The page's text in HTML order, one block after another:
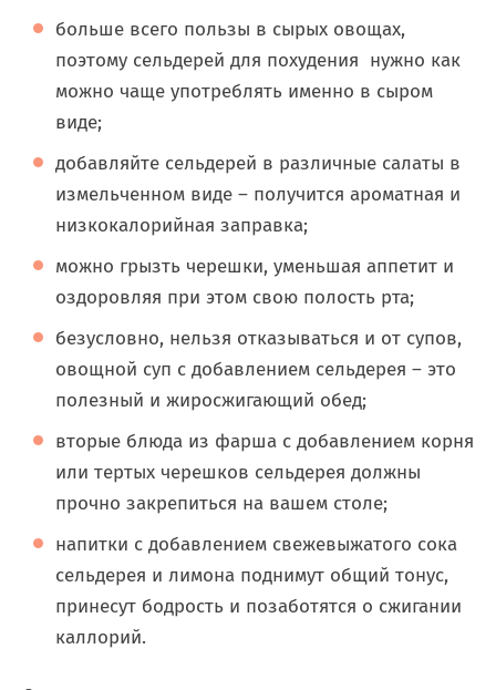
больше всего пользы в сырых овощах,
поэтому сельдерей для похудения нужно как
можно чаще употреблять именно в сыром
виде;
добавляйте сельдерей в различные салаты в
измельченном виде – получится ароматная и
низкокалорийная заправка;
можно грызть черешки, уменьшая аппетит и
оздоровляя при этом свою полость рта;
безусловно, нельзя отказываться и от супов,
овощной суп с добавлением сельдерея – это
полезный и жиросжигающий обед;
вторые блюда из фарша с добавлением корня
или тертых черешков сельдерея должны
прочно закрепиться на вашем столе;
напитки с добавлением свежевыжатого сока
сельдерея и лимона поднимут общий тонус,
принесут бодрость и позаботятся о сжигании
каллорий.